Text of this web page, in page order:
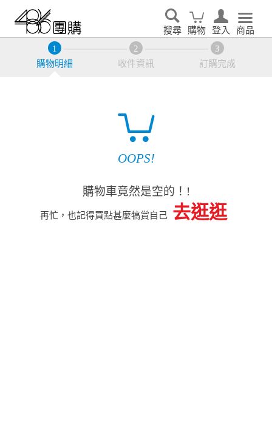
搜尋 購物 登入 商品
購物明細 收件資訊 訂購完成
OOPS!
購物車竟然是空的！!
再忙，也記得買點甚麼犒賞自己 去逛逛